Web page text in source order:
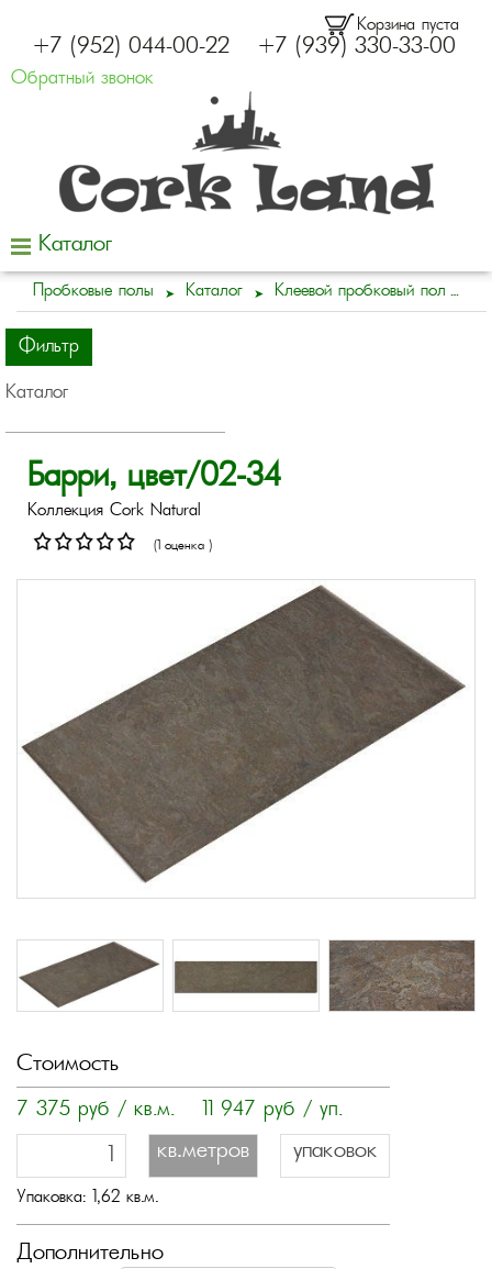
Корзина пуста
+7 (952) 044-00-22 +7 (939) 330-33-00
Обратный звонок
Каталог
Пробковые полы Каталог Клеевой пробковый пол
Фильтр
Каталог
Барри, цвет/02-34
Коллекция Cork Natural
(1 оценка )
Стоимость
7 375 руб / кв.м. 11 947 руб / уп.
кв.метров упаковок
Упаковка: 1,62 кв.м.
Дополнительно